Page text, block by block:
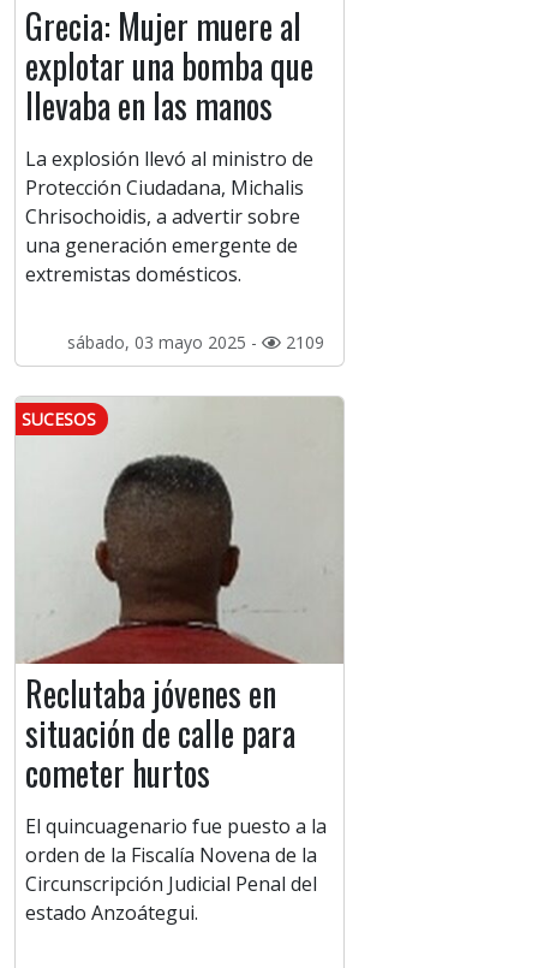
Grecia: Mujer muere al
explotar una bomba que
llevaba en las manos
La explosión llevó al ministro de
Protección Ciudadana, Michalis
Chrisochoidis, a advertir sobre
una generación emergente de
extremistas domésticos.
sábado, 03 mayo 2025 - 2109
SUCESOS
Reclutaba jóvenes en
situación de calle para
cometer hurtos
El quincuagenario fue puesto a la
orden de la Fiscalía Novena de la
Circunscripción Judicial Penal del
estado Anzoátegui.